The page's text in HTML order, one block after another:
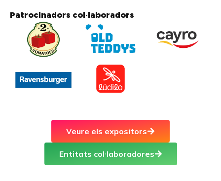
Patrocinadors col·laboradors
Veure els expositors
Entitats col·laboradores